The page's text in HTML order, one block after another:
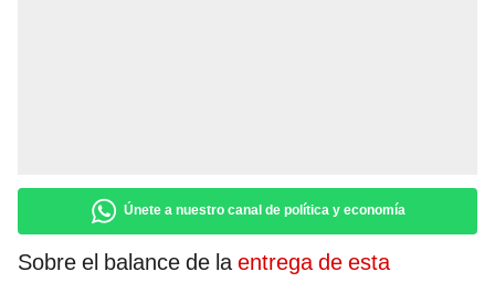
Únete a nuestro canal de política y economía
Sobre el balance de laentrega de esta